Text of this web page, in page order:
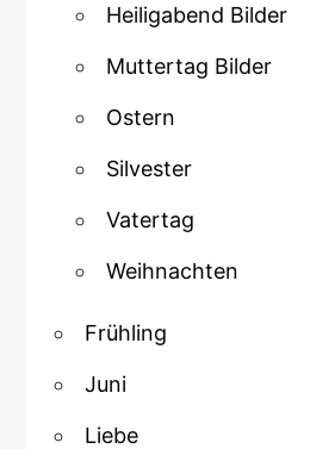
Heiligabend Bilder
Muttertag Bilder
Ostern
Silvester
Vatertag
Weihnachten
Frühling
Juni
Liebe